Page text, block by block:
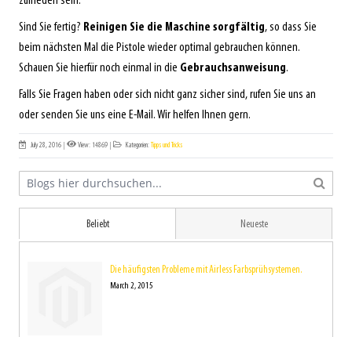
Beliebt
Die häufigsten Probleme mit Airless Farbsprühsystemen.
March 2, 2015
Neueste
Sind Sie fertig? Reinigen Sie die Maschine sorgfältig, so dass Sie
beim nächsten Mal die Pistole wieder optimal gebrauchen können.
Schauen Sie hierfür noch einmal in die Gebrauchsanweisung.
Falls Sie Fragen haben oder sich nicht ganz sicher sind, rufen Sie uns an
oder senden Sie uns eine E-Mail. Wir helfen Ihnen gern.
July 28, 2016 View: 14869 Kategorien:Tipps und Tricks